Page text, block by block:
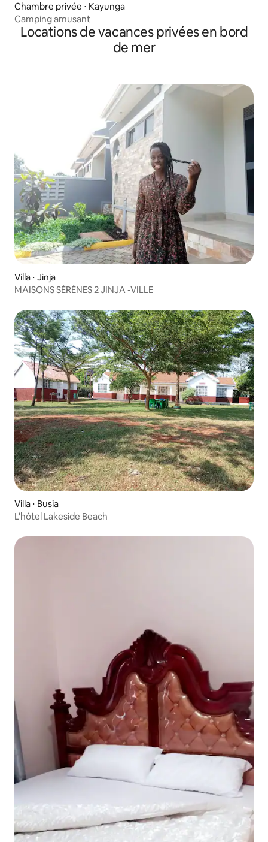
Chambre privée ⋅ Kayunga
Camping amusant
Locations de vacances privées en bord
de mer
Villa ⋅ Jinja
MAISONS SÉRÉNES 2 JINJA -VILLE
Villa ⋅ Busia
L'hôtel Lakeside Beach